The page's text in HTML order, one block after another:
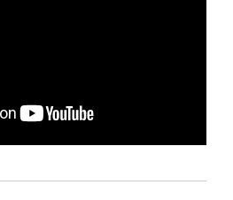
ter impacto na sua
no Website e nos serviços